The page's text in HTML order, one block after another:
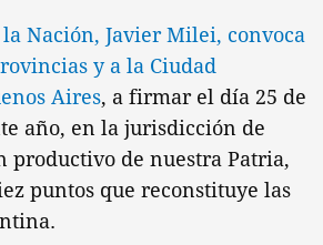
Nación, Javier Milei, convoca
y a la Ciudad
Aires, a firmar el día 25 de
año, en la jurisdicción de
productivo de nuestra Patria,
puntos que reconstituye las